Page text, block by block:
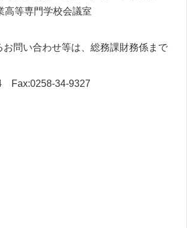
等専門学校会議室
お問い合わせ等は、総務課財務係まで
Fax:0258-34-9327